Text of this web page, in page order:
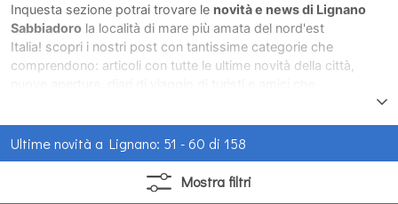
Inquesta sezione potrai trovare le novità e news di Lignano
Sabbiadoro la località di mare più amata del nord'est
Italia! scopri i nostri post con tantissime categorie che
comprendono: articoli con tutte le ultime novità della città,
Ultime novità a Lignano: 51 - 60 di 158
Mostra filtri